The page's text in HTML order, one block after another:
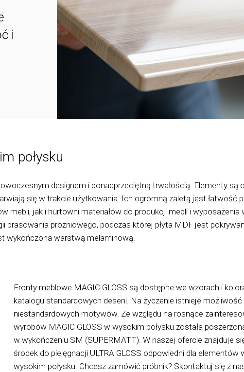
i
połysku
designem i ponadprzeciętną trwałością. Elementy są
się w trakcie użytkowania. Ich ogromną zaletą jest łatwość
jak i hurtowni materiałów do produkcji mebli i wyposażenia
prasowania próżniowego, podczas której płyta MDF jest
wykończona warstwą melaminową.
Fronty meblowe MAGIC GLOSS są dostępne we wzorach i
katalogu standardowych deseni. Na życzenie istnieje
niestandardowych motywów. Ze względu na rosnące
wyrobów MAGIC GLOSS w wysokim połysku została
w wykończeniu SM (SUPERMATT). W naszej ofercie znajduje
środek do pielęgnacji ULTRA GLOSS odpowiedni dla elementów
wysokim połysku. Chcesz zamówić próbnik? Skontaktuj się z